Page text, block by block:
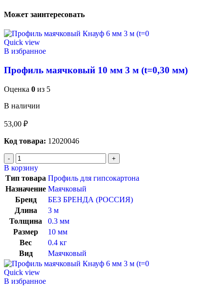
Может заинтересовать
Quick view
В избранное
Профиль маячковый 10 мм 3 м (t=0,30 мм)
Оценка 0 из 5
В наличии
53,00 ₽
Код товара: 12020046
В корзину
Тип товара Профиль для гипсокартона
Назначение Маячковый
Бренд
БЕЗ БРЕНДА (РОССИЯ)
Длина
3 м
Толщина
0.3 мм
Размер
10 мм
Вес
0.4 кг
Вид
Маячковый
Quick view
В избранное